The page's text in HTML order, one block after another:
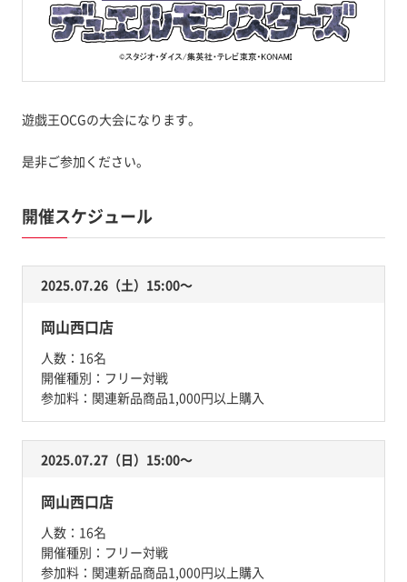
遊戯王OCGの大会になります。
是非ご参加ください。
開催スケジュール
2025.07.26（土）15:00〜
岡山西口店
人数： 16名
開催種別： フリー対戦
参加料： 関連新品商品1,000円以上購入
2025.07.27（日）15:00〜
岡山西口店
人数： 16名
開催種別： フリー対戦
参加料： 関連新品商品1,000円以上購入